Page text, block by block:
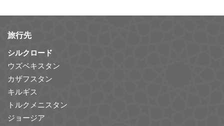
旅行先
シルクロード
ウズベキスタン
カザフスタン
キルギス
トルクメニスタン
ジョージア